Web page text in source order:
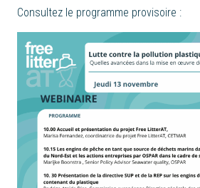
Consultez le programme provisoire :